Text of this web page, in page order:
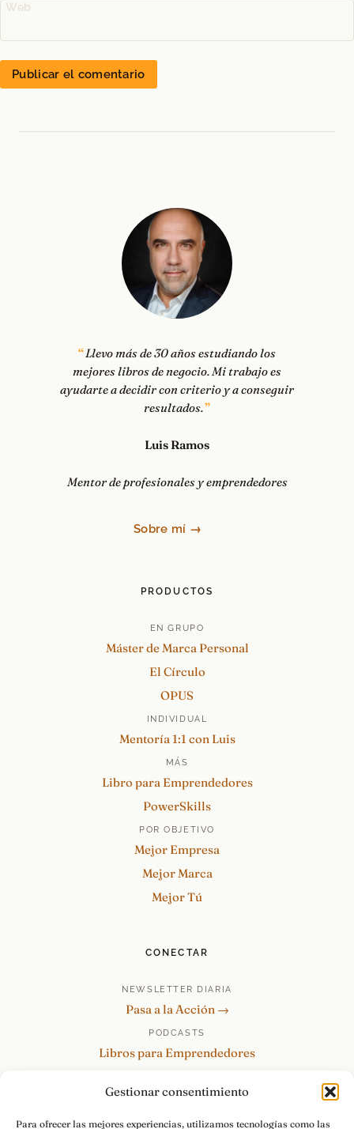
Gestionar consentimiento
Para ofrecer las mejores experiencias, utilizamos tecnologías como las
Web
Llevo más de 30 años estudiando los
mejores libros de negocio. Mi trabajo es
ayudarte a decidir con criterio y a conseguir
resultados.
Luis Ramos
Mentor de profesionales y emprendedores
Sobre mí →
PRODUCTOS
EN GRUPO
Máster de Marca Personal
El Círculo
OPUS
INDIVIDUAL
Mentoría 1:1 con Luis
MÁS
Libro para Emprendedores
PowerSkills
POR OBJETIVO
Mejor Empresa
Mejor Marca
Mejor Tú
CONECTAR
NEWSLETTER DIARIA
Pasa a la Acción →
PODCASTS
Libros para Emprendedores
re:Invéntate / PowerSkills
MENTOR360